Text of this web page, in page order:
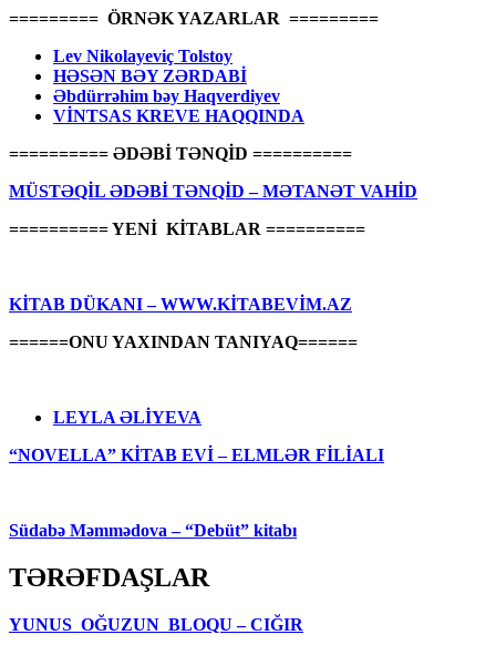
========= ÖRNƏK YAZARLAR =========
Lev Nikolayeviç Tolstoy
HƏSƏN BƏY ZƏRDABİ
Əbdürrəhim bəy Haqverdiyev
VİNTSAS KREVE HAQQINDA
========== ƏDƏBİ TƏNQİD ==========
MÜSTƏQİL ƏDƏBİ TƏNQİD – MƏTANƏT VAHİD
========== YENİ KİTABLAR ==========
KİTAB DÜKANI – WWW.KİTABEVİM.AZ
======ONU YAXINDAN TANIYAQ======
LEYLA ƏLİYEVA
“NOVELLA” KİTAB EVİ – ELMLƏR FİLİALI
Südabə Məmmədova – “Debüt” kitabı
TƏRƏFDAŞLAR
YUNUS OĞUZUN BLOQU – CIĞIR